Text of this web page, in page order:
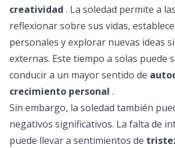
creatividad . La soledad permite a
reflexionar sobre sus vidas,
personales y explorar nuevas ideas
externas. Este tiempo a solas puede
conducir a un mayor sentido de
crecimiento personal .
Sin embargo, la soledad también
negativos significativos. La falta de
puede llevar a sentimientos de